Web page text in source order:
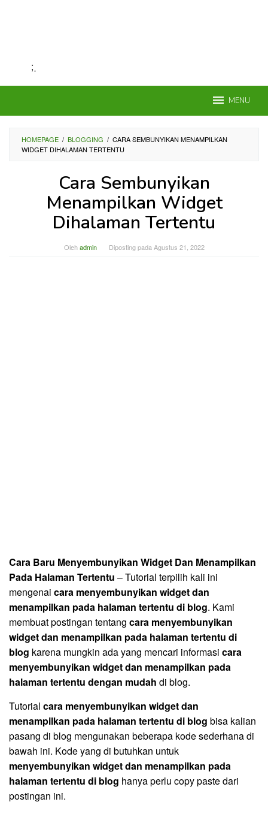
;
MENU
HOMEPAGE / BLOGGING / CARA SEMBUNYIKAN MENAMPILKAN
WIDGET DIHALAMAN TERTENTU
Cara Sembunyikan
Menampilkan Widget
Dihalaman Tertentu
Olehadmin Diposting pada Agustus 21, 2022
Cara Baru Menyembunyikan Widget Dan Menampilkan
Pada Halaman Tertentu – Tutorial terpilih kali ini
mengenai cara menyembunyikan widget dan
menampilkan pada halaman tertentu di blog. Kami
membuat postingan tentang cara menyembunyikan
widget dan menampilkan pada halaman tertentu di
blog karena mungkin ada yang mencari informasi cara
menyembunyikan widget dan menampilkan pada
halaman tertentu dengan mudah di blog.
Tutorial cara menyembunyikan widget dan
menampilkan pada halaman tertentu di blog bisa kalian
pasang di blog mengunakan beberapa kode sederhana di
bawah ini. Kode yang di butuhkan untuk
menyembunyikan widget dan menampilkan pada
halaman tertentu di blog hanya perlu copy paste dari
postingan ini.